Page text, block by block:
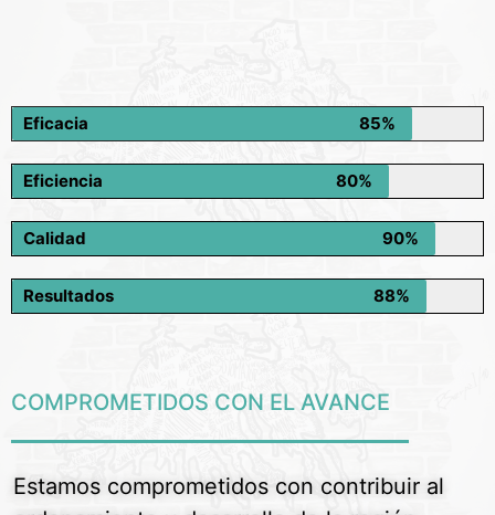
Eficacia 85%
Eficiencia 80%
Calidad 90%
Resultados 88%
COMPROMETIDOS CON EL AVANCE
Estamos comprometidos con contribuir al